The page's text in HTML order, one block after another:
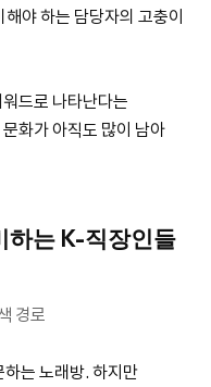
야 하는 담당자의 고충이
드로 나타난다는
화가 아직도 많이 남아
하는 K-직장인들
경로
는 노래방. 하지만